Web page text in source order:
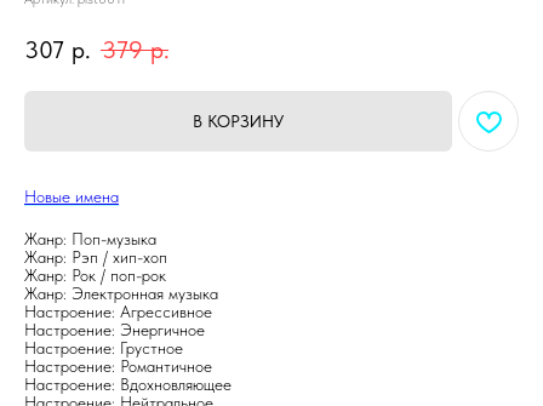
307 р. 379 р.
В КОРЗИНУ
Новые имена
Жанр: Поп-музыка
Жанр: Рэп / хип-хоп
Жанр: Рок / поп-рок
Жанр: Электронная музыка
Настроение: Агрессивное
Настроение: Энергичное
Настроение: Грустное
Настроение: Романтичное
Настроение: Вдохновляющее